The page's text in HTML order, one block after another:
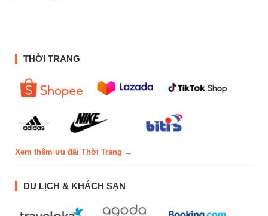
THỜI TRANG
Xem thêm ưu đãi Thời Trang →
DU LỊCH & KHÁCH SẠN